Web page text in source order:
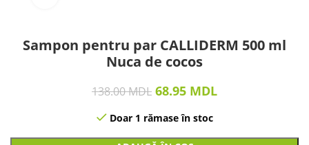
Sampon pentru par CALLIDERM 500 ml
Nuca de cocos
138.00MDL 68.95 MDL
Doar 1 rămase în stoc